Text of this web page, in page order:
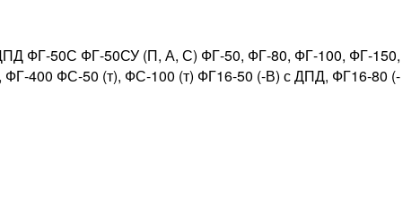
ФГ-50С ФГ-50СУ (П, А, С) ФГ-50, ФГ-80, ФГ-100, ФГ-150,
400 ФС-50 (т), ФС-100 (т) ФГ16-50 (-В) с ДПД, ФГ16-80 (-